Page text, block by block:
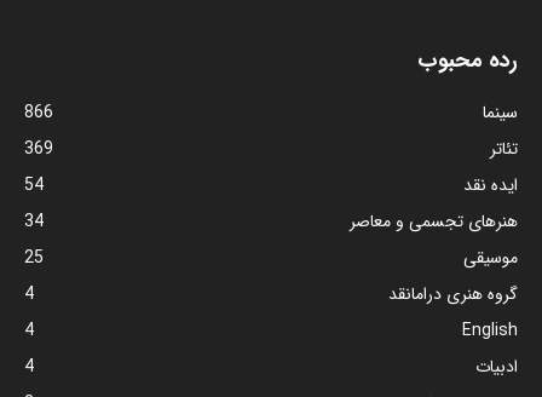
رده محبوب
سینما
866
تئاتر
369
ایده نقد
54
هنرهای تجسمی و معاصر
34
موسیقی
25
گروه هنری درامانقد
4
English
4
ادبیات
4